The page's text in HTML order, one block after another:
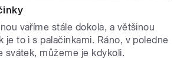
vaříme stále dokola, a většinou
je to i s palačinkami. Ráno, v poledne
svátek, můžeme je kdykoli.